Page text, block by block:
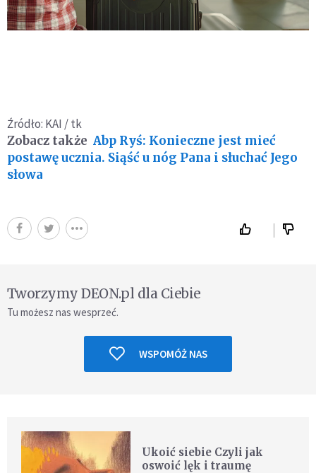
Źródło: KAI / tk
Zobacz także Abp Ryś: Konieczne jest mieć
postawę ucznia. Siąść u nóg Pana i słuchać Jego
słowa
Tworzymy DEON.pl dla Ciebie
Tu możesz nas wesprzeć.
WSPOMÓŻ NAS
Ukoić siebie Czyli jak
oswoić lęk i traumę